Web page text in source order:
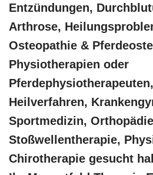
Entzündungen,
Arthrose,
Osteopathie &
Physiotherapien oder
Heilverfahren,
Sportmedizin,
Stoßwellentherapie,
Chirotherapie gesucht